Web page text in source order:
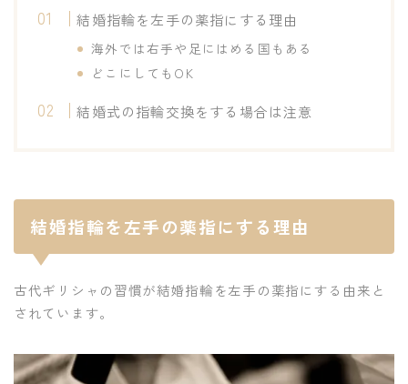
結婚指輪を左手の薬指にする理由
海外では右手や足にはめる国もある
どこにしてもOK
結婚式の指輪交換をする場合は注意
結婚指輪を左手の薬指にする理由
古代ギリシャの習慣が結婚指輪を左手の薬指にする由来と
されています。